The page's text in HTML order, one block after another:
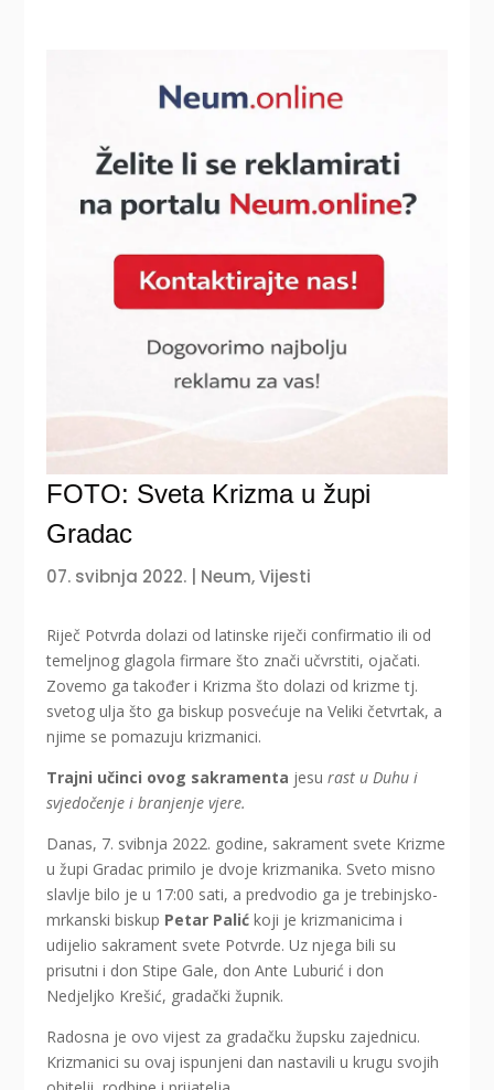
FOTO: Sveta Krizma u župi
Gradac
07. svibnja 2022. Neum,Vijesti
Riječ Potvrda dolazi od latinske riječi confirmatio ili od
temeljnog glagola firmare što znači učvrstiti, ojačati.
Zovemo ga također i Krizma što dolazi od krizme tj.
svetog ulja što ga biskup posvećuje na Veliki četvrtak, a
njime se pomazuju krizmanici.
Trajni učinci ovog sakramenta jesurast u Duhu i
svjedočenje i branjenje vjere.
Danas, 7. svibnja 2022. godine, sakrament svete Krizme
u župi Gradac primilo je dvoje krizmanika. Sveto misno
slavlje bilo je u 17:00 sati, a predvodio ga je trebinjsko-
mrkanski biskup Petar Palić koji je krizmanicima i
udijelio sakrament svete Potvrde. Uz njega bili su
prisutni i don Stipe Gale, don Ante Luburić i don
Nedjeljko Krešić, gradački župnik.
Radosna je ovo vijest za gradačku župsku zajednicu.
Krizmanici su ovaj ispunjeni dan nastavili u krugu svojih